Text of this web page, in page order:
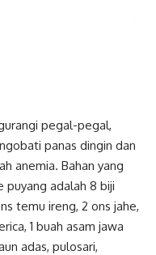
pegal-pegal,
panas dingin dan
anemia. Bahan yang
puyang adalah 8 biji
temu ireng, 2 ons jahe,
1 buah asam jawa
adas, pulosari,